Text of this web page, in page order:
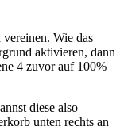
Wie das
aktivieren, dann
4 zuvor auf 100%
diese also
unten rechts an